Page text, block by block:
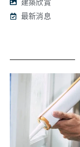
建築欣賞
最新消息